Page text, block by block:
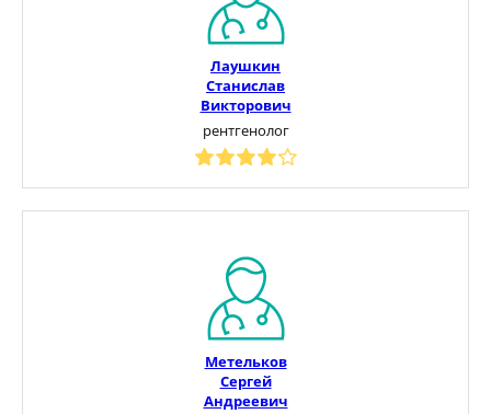
Лаушкин
Станислав
Викторович
рентгенолог
Метельков
Сергей
Андреевич